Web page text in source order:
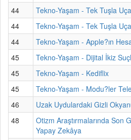
44
Tekno-Yaşam - Tek Tuşla
44
Tekno-Yaşam - Tek Tuşla
44
Tekno-Yaşam - Apple?ın
45
Tekno-Yaşam - Dijital İkiz
45
Tekno-Yaşam - Kediflix
45
Tekno-Yaşam - Modu?ler
46
Uzak Uydulardaki Gizli
48
Otizm Araştırmalarında Son
Yapay Zekâya